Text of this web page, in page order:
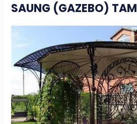
SAUNG (GAZEBO)